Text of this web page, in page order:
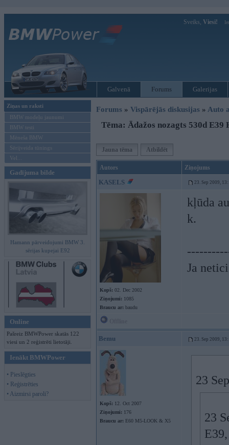
Sveiks, Viesi!
Galvenā Forums Galerijas
Ziņas un raksti
BMW modeļu jaunumi
BMW testi
Mēneša BMW
Sērijveida tūnings
Vel...
Gadījuma bilde
Hamann pārveidojumi BMW 3.
sērijas kupejai E92
Online
Pašreiz BMWPower skatās 122
viesi un 2 reģistrēti lietotāji.
Ienākt BMWPower
• Pieslēgties
• Reģistrēties
• Aizmirsi paroli?
Forums » Vispārējās diskusijas » Auto
Tēma: Ādažos nozagts 530d E39
Jauna tēma Atbildēt
Autors Ziņojums
KASELS 23. Sep 2009,
Kopš: 02. Dec 2002
Ziņojumi: 1085
Braucu ar: baudu
kļūda
k.
Ja
Bemu 23. Sep 2009,
Kopš: 12. Oct 2007
Ziņojumi: 176
Braucu ar: E60 M5-LOOK & X5
23
23